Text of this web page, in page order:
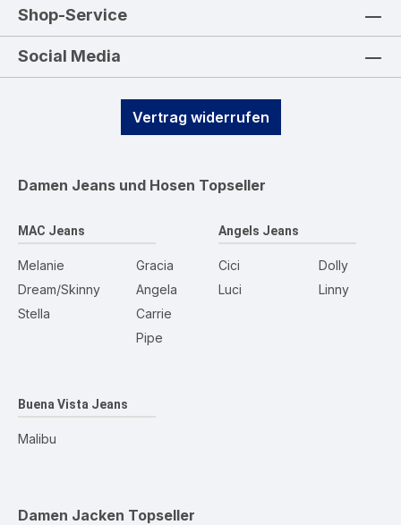
Shop-Service
Social Media
Vertrag widerrufen
Damen Jeans und Hosen Topseller
MAC Jeans
Melanie
Dream/Skinny
Stella
Gracia
Angela
Carrie
Pipe
Angels Jeans
Cici
Luci
Dolly
Linny
Buena Vista Jeans
Malibu
Damen Jacken Topseller